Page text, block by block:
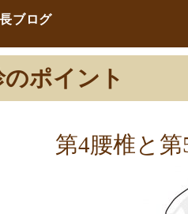
ブログ
ポイント
第4腰椎と第